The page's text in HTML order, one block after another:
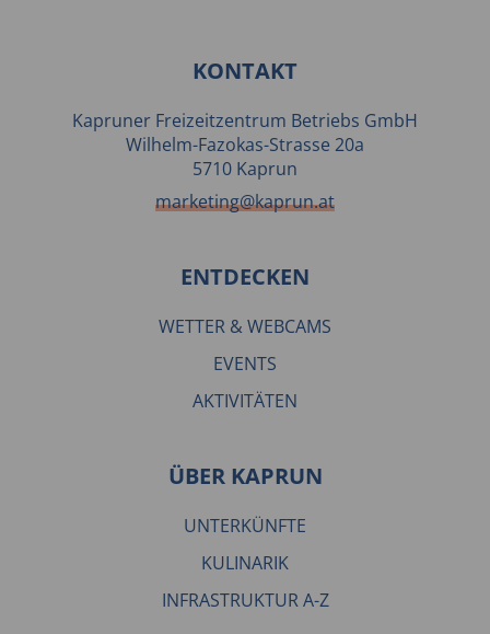
KONTAKT
Kapruner Freizeitzentrum Betriebs GmbH
Wilhelm-Fazokas-Strasse 20a
5710 Kaprun
marketing@kaprun.at
ENTDECKEN
WETTER & WEBCAMS
EVENTS
AKTIVITÄTEN
ÜBER KAPRUN
UNTERKÜNFTE
KULINARIK
INFRASTRUKTUR A-Z